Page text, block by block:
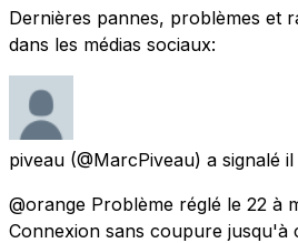
Dernières pannes, problèmes et
dans les médias sociaux:
piveau (@MarcPiveau) a signalé il
@orange Problème réglé le 22 à
Connexion sans coupure jusqu'à